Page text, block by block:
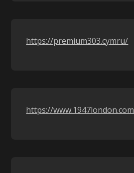
https://premium303.cymru/
https://www.1947london.com